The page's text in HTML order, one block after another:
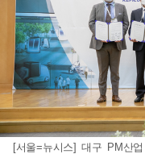
[서울=뉴시스] 대구 PM산